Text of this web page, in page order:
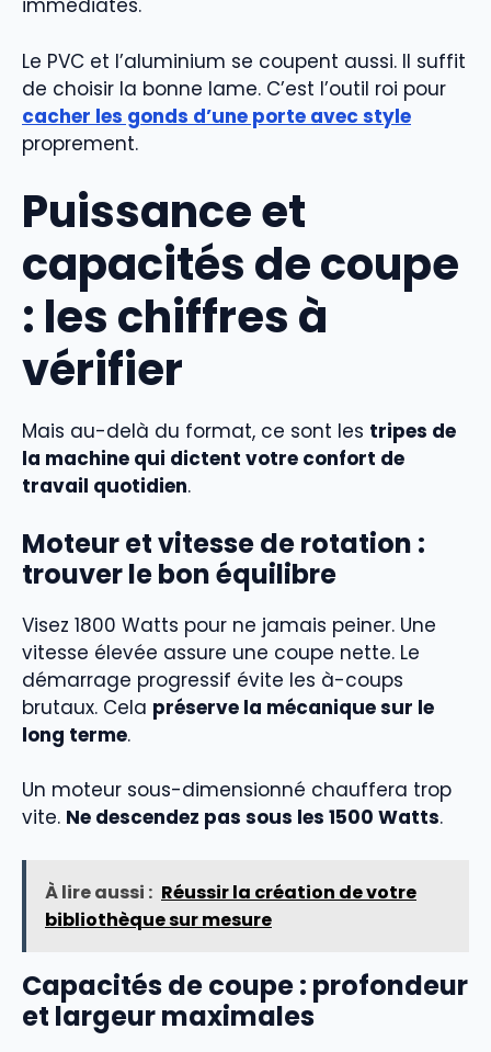
immédiates.
Le PVC et l’aluminium se coupent aussi. Il suffit
de choisir la bonne lame. C’est l’outil roi pour
cacher les gonds d’une porte avec style
proprement.
Puissance et
capacités de coupe
: les chiffres à
vérifier
Mais au-delà du format, ce sont les tripes de
la machine qui dictent votre confort de
travail quotidien.
Moteur et vitesse de rotation :
trouver le bon équilibre
Visez 1800 Watts pour ne jamais peiner. Une
vitesse élevée assure une coupe nette. Le
démarrage progressif évite les à-coups
brutaux. Cela préserve la mécanique sur le
long terme.
Un moteur sous-dimensionné chauffera trop
vite. Ne descendez pas sous les 1500 Watts.
À lire aussi : Réussir la création de votre
bibliothèque sur mesure
Capacités de coupe : profondeur
et largeur maximales